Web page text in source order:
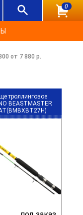
0
от 7 880 р.
троллинговое
BEASTMASTER